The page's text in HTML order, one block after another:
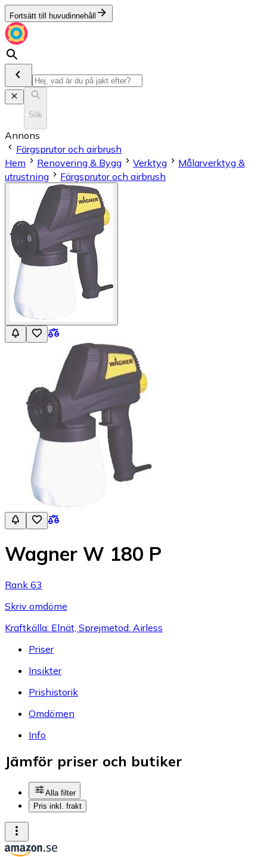
Fortsätt till huvudinnehåll
Sök
Annons
Färgsprutor och airbrush
Hem
Renovering & Bygg Verktyg
Målarverktyg &
utrustning
Färgsprutor och airbrush
Wagner W 180 P
Rank 63
Skriv omdöme
Kraftkälla: Elnät, Sprejmetod: Airless
Priser
Insikter
Prishistorik
Omdömen
Info
Jämför priser och butiker
Alla filter
Pris inkl. frakt